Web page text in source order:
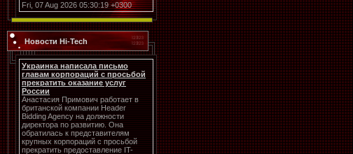
Fri, 07 Aug 2026 05:30:19 +0300
Новости Hi-Tech
Украинка написала письмо
главам корпораций с просьбой
прекратить оказание услуг
России
Анастасия Примович работает в
британской компании Header
Bidding Agency на должности
директора по развитию. Она
обратилась к представителям
крупных корпораций с просьбой
прекратить предоставление IT-